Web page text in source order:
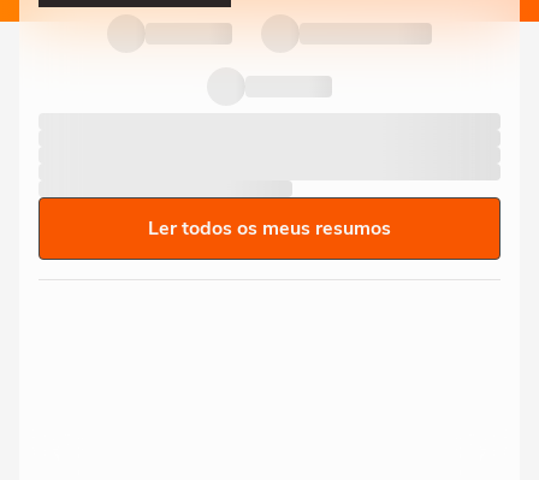
Ler todos os meus resumos